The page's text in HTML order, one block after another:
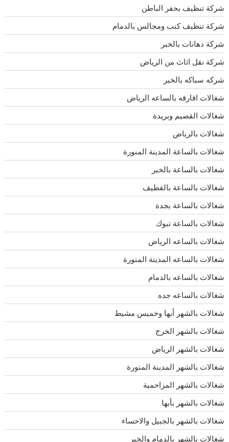
شركة تنظيف بحفر الباطن
شركة تنظيف كنب ومجالس بالدمام
شركة دهانات بالخبر
شركة نقل اثاث من الرياض
شركه سباكه بالخبر
شغالات افارقه بالساعه الرياض
شغالات القصيم وبريدة
شغالات بالرياض
شغالات بالساعة المدينة المنورة
شغالات بالساعة بالخبر
شغالات بالساعة بالقطيف
شغالات بالساعة بجدة
شغالات بالساعة تبوك
شغالات بالساعه الرياض
شغالات بالساعه المدينة المنورة
شغالات بالساعه بالدمام
شغالات بالساعه جده
شغالات بالشهر أبها وخميس مشيط
شغالات بالشهر الخرج
شغالات بالشهر الرياض
شغالات بالشهر المدينة المنورة
شغالات بالشهر المزاحمية
شغالات بالشهر بأبها
شغالات بالشهر بالجبيل والاحساء
شغالات بالشهر بالدمام والخبر